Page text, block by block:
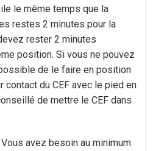
le même temps que la
restes 2 minutes pour la
rester 2 minutes
position. Si vous ne pouvez
de le faire en position
contact du CEF avec le pied en
de mettre le CEF dans
Vous avez besoin au minimum